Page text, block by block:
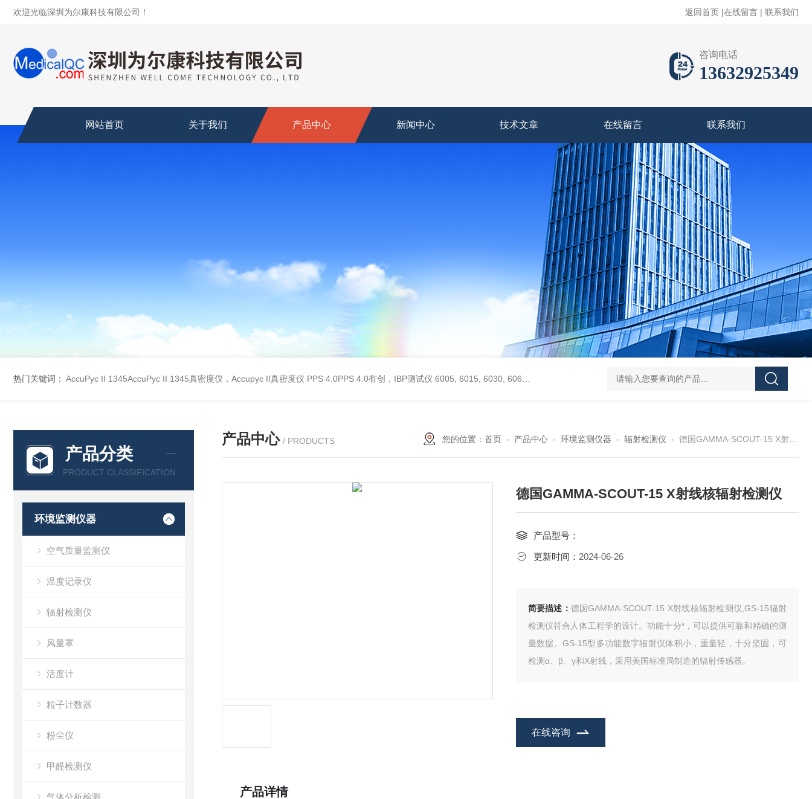
欢迎光临深圳为尔康科技有限公司！ 返回首页 |在线留言 | 联系我们
咨询电话
13632925349
网站首页 关于我们 产品中心 新闻中心 技术文章 在线留言 联系我们
热门关键词： AccuPyc II 1345AccuPyc II 1345真密度仪，Accupyc II真密度仪 PPS 4.0PPS 4.0有创，IBP测试仪 6005, 6015, 6030, 6060, 6100, 6170Hans Rudolph非扩散气体收集袋,Hans Rudolph非扩散气囊
产品分类
PRODUCT CLASSIFICATION
环境监测仪器
空气质量监测仪
温度记录仪
辐射检测仪
风量罩
活度计
粒子计数器
粉尘仪
甲醛检测仪
气体分析检测
产品中心 / PRODUCTS 您的位置： 首页- 产品中心- 环境监测仪器 - 辐射检测仪 - 德国GAMMA-SCOUT-15 X射线核辐射检测仪
德国GAMMA-SCOUT-15 X射线核辐射检测仪
产品型号：
更新时间： 2024-06-26
简要描述： 德国GAMMA-SCOUT-15 X射线核辐射检测仪,GS-15辐射
检测仪符合人体工程学的设计。功能十分*，可以提供可靠和精确的测
量数据。GS-15型多功能数字辐射仪体积小，重量轻，十分坚固，可
检测α、β、γ和Χ射线，采用美国标准局制造的辐射传感器。
在线咨询
产品详情